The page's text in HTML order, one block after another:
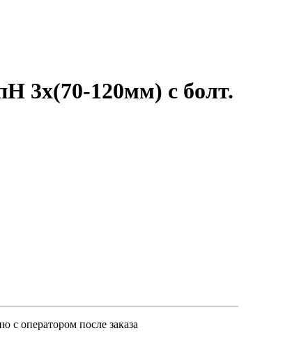
3х(70-120мм) с болт.
с оператором после заказа